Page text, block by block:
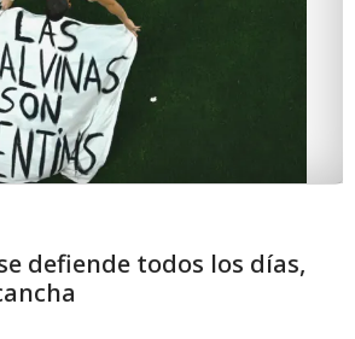
defiende todos los días,